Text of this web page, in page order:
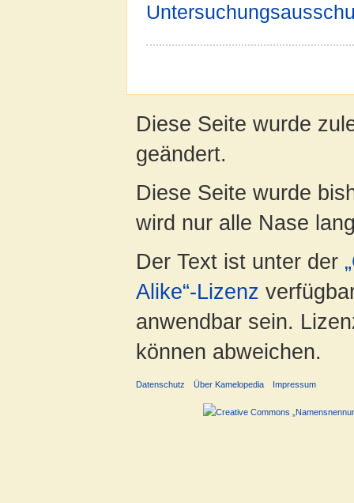
Diese Seite wurde
geändert.
Diese Seite wurde
wird nur alle Nase
Der Text ist unter der
Alike“-Lizenz
anwendbar sein.
können abweichen.
Datenschutz Über Kamelopedia Impressum